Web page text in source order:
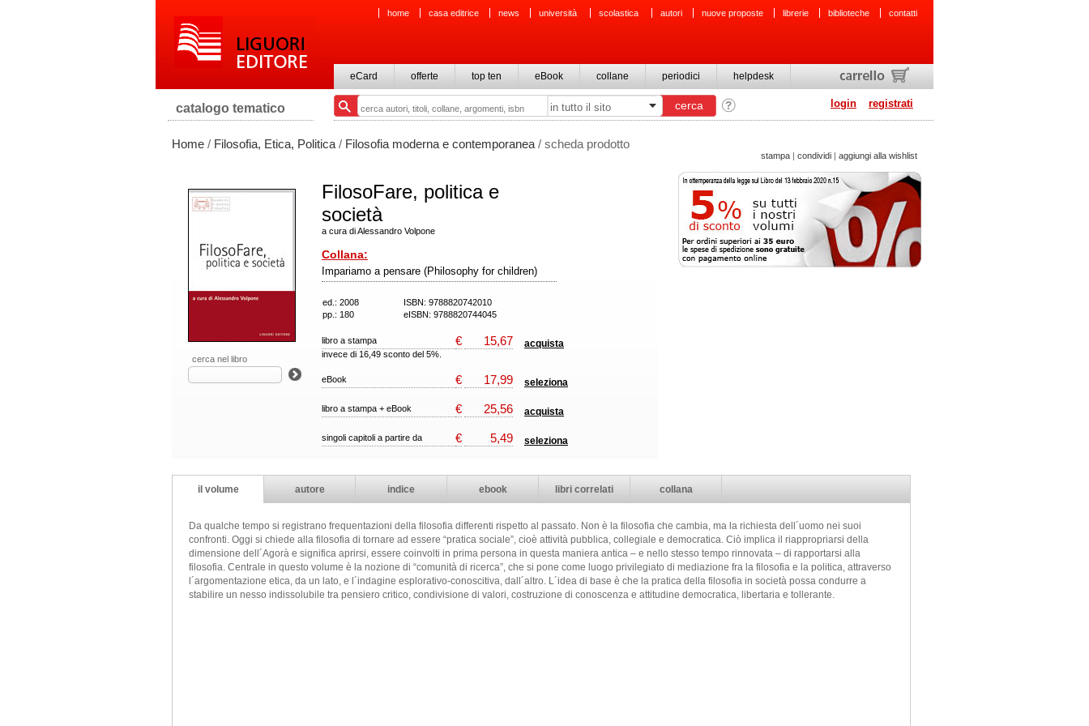
home casa editrice news università scolastica autori nuove proposte librerie biblioteche contatti
eCard offerte top ten eBook collane periodici helpdesk
login registrati
catalogo tematico
Home / Filosofia, Etica, Politica / Filosofia moderna e contemporanea / scheda prodotto
stampa | condividi | aggiungi alla wishlist
cerca nel libro
FilosoFare, politica e
società
a cura di Alessandro Volpone
Collana:
Impariamo a pensare (Philosophy for children)
ed.: 2008
ISBN: 9788820742010
pp.: 180
eISBN: 9788820744045
libro a stampa € 15,67 acquista
invece di 16,49 sconto del 5%.
eBook € 17,99 seleziona
libro a stampa + eBook € 25,56 acquista
singoli capitoli a partire da € 5,49 seleziona
il volume autore indice ebook libri correlati collana
Da qualche tempo si registrano frequentazioni della filosofia differenti rispetto al passato. Non è la filosofia che cambia, ma la richiesta dell´uomo nei suoi
confronti. Oggi si chiede alla filosofia di tornare ad essere “pratica sociale”, cioè attività pubblica, collegiale e democratica. Ciò implica il riappropriarsi della
dimensione dell´Agorà e significa aprirsi, essere coinvolti in prima persona in questa maniera antica – e nello stesso tempo rinnovata – di rapportarsi alla
filosofia. Centrale in questo volume è la nozione di “comunità di ricerca”, che si pone come luogo privilegiato di mediazione fra la filosofia e la politica, attraverso
l´argomentazione etica, da un lato, e l´indagine esplorativo-conoscitiva, dall´altro. L´idea di base è che la pratica della filosofia in società possa condurre a
stabilire un nesso indissolubile tra pensiero critico, condivisione di valori, costruzione di conoscenza e attitudine democratica, libertaria e tollerante.